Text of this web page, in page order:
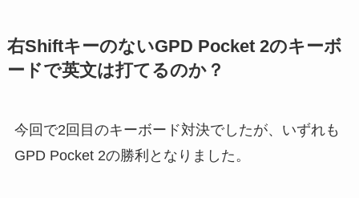
右ShiftキーのないGPD Pocket 2のキーボ
ードで英文は打てるのか？
今回で2回目のキーボード対決でしたが、いずれも
GPD Pocket 2の勝利となりました。